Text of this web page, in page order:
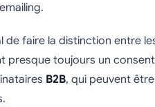
de faire la distinction entre
presque toujours un
B2B, qui peuvent